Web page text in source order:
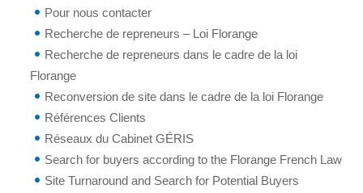
Pour nous contacter
Recherche de repreneurs – Loi Florange
Recherche de repreneurs dans le cadre de la loi
Florange
Reconversion de site dans le cadre de la loi Florange
Références Clients
Réseaux du Cabinet GÉRIS
Search for buyers according to the Florange French Law
Site Turnaround and Search for Potential Buyers